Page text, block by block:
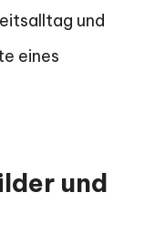
und
eines
und